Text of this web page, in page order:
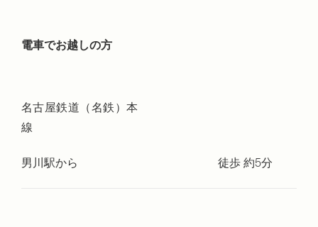
電車でお越しの方
名古屋鉄道（名鉄）本
線
男川駅から 徒歩 約5分